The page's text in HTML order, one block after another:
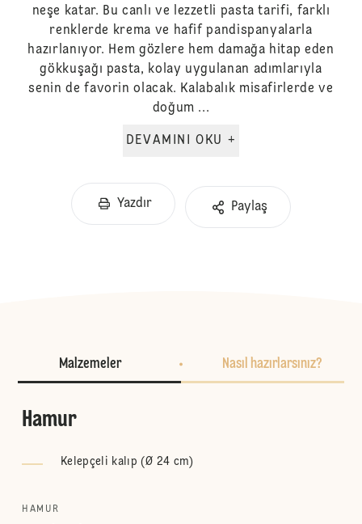
neşe katar. Bu canlı ve lezzetli pasta tarifi, farklı
renklerde krema ve hafif pandispanyalarla
hazırlanıyor. Hem gözlere hem damağa hitap eden
gökkuşağı pasta, kolay uygulanan adımlarıyla
senin de favorin olacak. Kalabalık misafirlerde ve
doğum ...
DEVAMINI OKU +
Yazdır Paylaş
Malzemeler Nasıl hazırlarsınız?
Hamur
Kelepçeli kalıp (Ø 24 cm)
HAMUR